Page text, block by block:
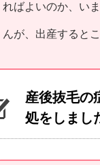
ればよいのか、い
んが、出産すると
産後抜毛の
処をしまし